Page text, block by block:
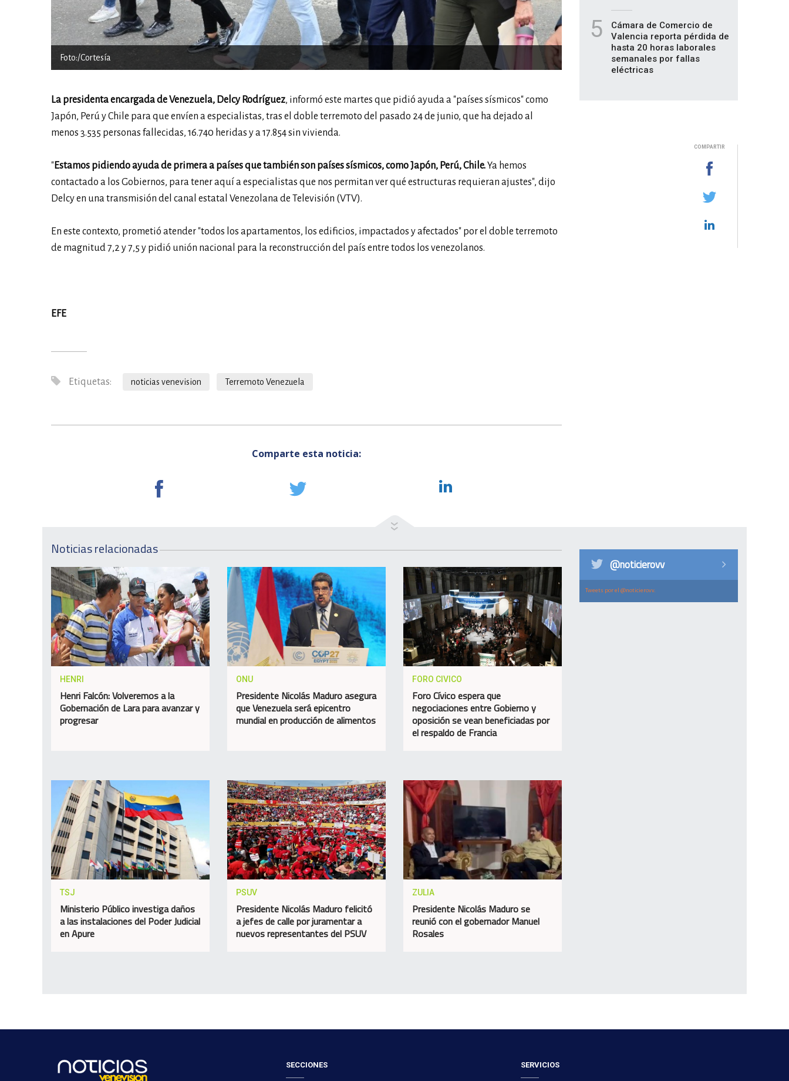
Foto:/Cortesía
La presidenta encargada de Venezuela, Delcy Rodríguez, informó este martes que pidió ayuda a "países sísmicos" como
Japón, Perú y Chile para que envíen a especialistas, tras el doble terremoto del pasado 24 de junio, que ha dejado al
menos 3.535 personas fallecidas, 16.740 heridas y a 17.854 sin vivienda.
"Estamos pidiendo ayuda de primera a países que también son países sísmicos, como Japón, Perú, Chile.Ya hemos
contactado a los Gobiernos, para tener aquí a especialistas que nos permitan ver qué estructuras requieran ajustes", dijo
Delcy en una transmisión del canal estatal Venezolana de Televisión (VTV).
En este contexto, prometió atender "todos los apartamentos, los edificios, impactados y afectados" por el doble terremoto
de magnitud 7,2 y 7,5 y pidió unión nacional para la reconstrucción del país entre todos los venezolanos.
EFE
Etiquetas: noticias venevision Terremoto Venezuela
Comparte esta noticia:
5
Cámara de Comercio de
Valencia reporta pérdida de
hasta 20 horas laborales
semanales por fallas
eléctricas
COMPARTIR
Noticias relacionadas
HENRI
Henri Falcón: Volveremos a la
Gobernación de Lara para avanzar y
progresar
ONU
Presidente Nicolás Maduro asegura
que Venezuela será epicentro
mundial en producción de alimentos
FORO CIVICO
Foro Cívico espera que
negociaciones entre Gobierno y
oposición se vean beneficiadas por
el respaldo de Francia
TSJ
Ministerio Público investiga daños
a las instalaciones del Poder Judicial
en Apure
PSUV
Presidente Nicolás Maduro felicitó
a jefes de calle por juramentar a
nuevos representantes del PSUV
ZULIA
Presidente Nicolás Maduro se
reunió con el gobernador Manuel
Rosales
@noticierovv
Tweets por el @noticierovv.
SECCIONES SERVICIOS